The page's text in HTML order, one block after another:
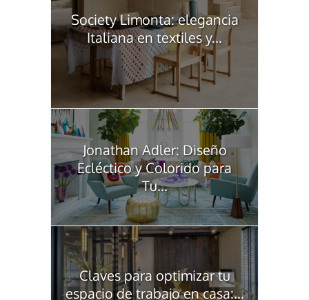
Society Limonta: elegancia
Italiana en textiles y...
Jonathan Adler: Diseño
Ecléctico y Colorido para
Tu...
Claves para optimizar tu
espacio de trabajo en casa:...